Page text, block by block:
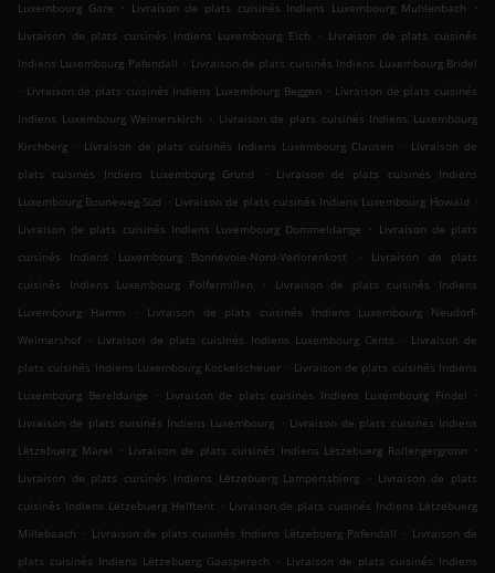
Luxembourg Gare . Livraison de plats cuisinés Indiens Luxembourg Muhlenbach
.
Livraison de plats cuisinés Indiens Luxembourg Eich
. Livraison de plats cuisinés
Indiens Luxembourg Pafendall . Livraison de plats cuisinés Indiens Luxembourg Bridel
. Livraison de plats cuisinés Indiens Luxembourg Beggen . Livraison de plats cuisinés
Indiens Luxembourg Weimerskirch
. Livraison de plats cuisinés Indiens Luxembourg
Kirchberg . Livraison de plats cuisinés Indiens Luxembourg Clausen . Livraison de
plats cuisinés Indiens Luxembourg Grund
.
Livraison de plats cuisinés Indiens
Luxembourg Bouneweg-Süd . Livraison de plats cuisinés Indiens Luxembourg Howald .
Livraison de plats cuisinés Indiens Luxembourg Dommeldange
. Livraison de plats
cuisinés Indiens Luxembourg Bonnevoie-Nord-Verlorenkost
.
Livraison de plats
cuisinés Indiens Luxembourg Polfermillen
.
Livraison de plats cuisinés Indiens
Luxembourg Hamm
.
Livraison de plats cuisinés Indiens Luxembourg Neudorf-
Weimershof . Livraison de plats cuisinés Indiens Luxembourg Cents . Livraison de
plats cuisinés Indiens Luxembourg Kockelscheuer . Livraison de plats cuisinés Indiens
Luxembourg Bereldange
. Livraison de plats cuisinés Indiens Luxembourg Findel
.
Livraison de plats cuisinés Indiens Luxembourg . Livraison de plats cuisinés Indiens
Lëtzebuerg Märel
. Livraison de plats cuisinés Indiens Lëtzebuerg Rollengergronn
.
Livraison de plats cuisinés Indiens Lëtzebuerg Lampertsbierg
. Livraison de plats
cuisinés Indiens Lëtzebuerg Helftent . Livraison de plats cuisinés Indiens Lëtzebuerg
Millebaach . Livraison de plats cuisinés Indiens Lëtzebuerg Pafendall . Livraison de
plats cuisinés Indiens Lëtzebuerg Gaasperech
. Livraison de plats cuisinés Indiens